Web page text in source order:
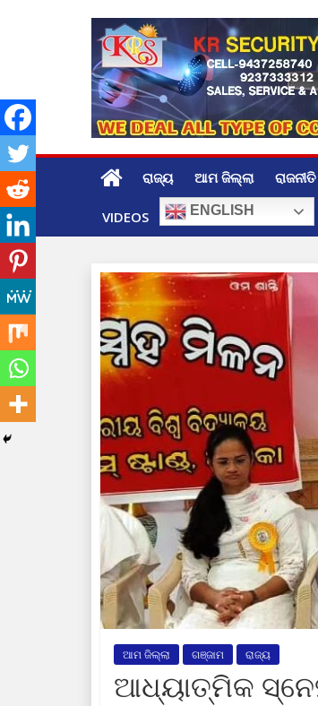
ରାଜ୍ୟ ଆମ ଜିଲ୍ଲା ରାଜନୀତି
VIDEOS ENGLISH
ଆମ ଜିଲ୍ଲା ଗଞ୍ଜାମ ରାଜ୍ୟ
ଆଧ୍ୟାତ୍ମିକ